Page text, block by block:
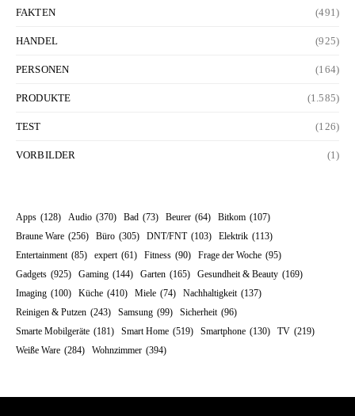
FAKTEN (491)
HANDEL (925)
PERSONEN (164)
PRODUKTE (1.585)
TEST (126)
VORBILDER (1)
Apps (128) Audio (370) Bad (73) Beurer (64) Bitkom (107)
Braune Ware (256) Büro (305) DNT/FNT (103) Elektrik (113)
Entertainment (85) expert (61) Fitness (90) Frage der Woche (95)
Gadgets (925) Gaming (144) Garten (165) Gesundheit & Beauty (169)
Imaging (100) Küche (410) Miele (74) Nachhaltigkeit (137)
Reinigen & Putzen (243) Samsung (99) Sicherheit (96)
Smarte Mobilgeräte (181) Smart Home (519) Smartphone (130) TV (219)
Weiße Ware (284) Wohnzimmer (394)